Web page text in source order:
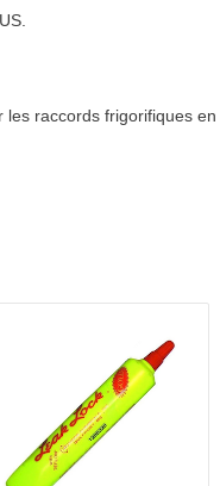
raccords frigorifiques en